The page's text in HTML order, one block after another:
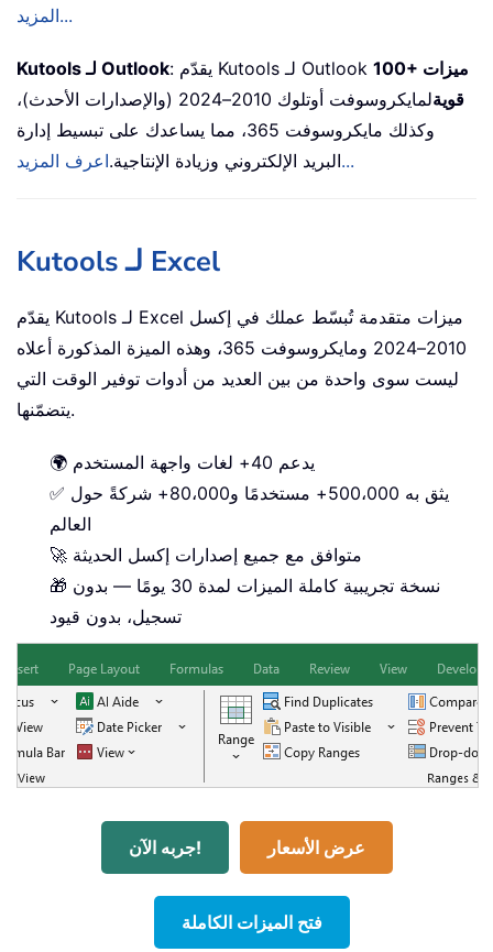
المزيد...
Kutools لـ Outlook : يقدّم Kutools لـ Outlook 100+ ميزات
قوية
لمايكروسوفت أوتلوك 2010–2024 (والإصدارات الأحدث)،
وكذلك مايكروسوفت 365، مما يساعدك على تبسيط إدارة
البريد الإلكتروني وزيادة الإنتاجية.اعرف المزيد...
Kutools لـ Excel
يقدّم Kutools لـ Excel ميزات متقدمة تُبسّط عملك في إكسل
2010–2024 ومايكروسوفت 365، وهذه الميزة المذكورة أعلاه
ليست سوى واحدة من بين العديد من أدوات توفير الوقت التي
يتضمّنها.
🌍 يدعم 40+ لغات واجهة المستخدم
✅ يثق به 500،000+ مستخدمًا و80،000+ شركةً حول
العالم
🚀 متوافق مع جميع إصدارات إكسل الحديثة
🎁 نسخة تجريبية كاملة الميزات لمدة 30 يومًا — بدون
تسجيل، بدون قيود
جربه الآن! عرض الأسعار
فتح الميزات الكاملة